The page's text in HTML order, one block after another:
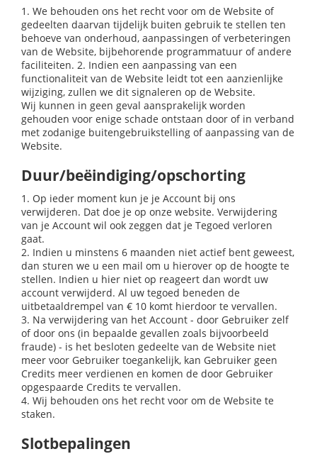
1. We behouden ons het recht voor om de Website of
gedeelten daarvan tijdelijk buiten gebruik te stellen ten
behoeve van onderhoud, aanpassingen of verbeteringen
van de Website, bijbehorende programmatuur of andere
faciliteiten. 2. Indien een aanpassing van een
functionaliteit van de Website leidt tot een aanzienlijke
wijziging, zullen we dit signaleren op de Website.
Wij kunnen in geen geval aansprakelijk worden
gehouden voor enige schade ontstaan door of in verband
met zodanige buitengebruikstelling of aanpassing van de
Website.
Duur/beëindiging/opschorting
1. Op ieder moment kun je je Account bij ons
verwijderen. Dat doe je op onze website. Verwijdering
van je Account wil ook zeggen dat je Tegoed verloren
gaat.
2. Indien u minstens 6 maanden niet actief bent geweest,
dan sturen we u een mail om u hierover op de hoogte te
stellen. Indien u hier niet op reageert dan wordt uw
account verwijderd. Al uw tegoed beneden de
uitbetaaldrempel van € 10 komt hierdoor te vervallen.
3. Na verwijdering van het Account - door Gebruiker zelf
of door ons (in bepaalde gevallen zoals bijvoorbeeld
fraude) - is het besloten gedeelte van de Website niet
meer voor Gebruiker toegankelijk, kan Gebruiker geen
Credits meer verdienen en komen de door Gebruiker
opgespaarde Credits te vervallen.
4. Wij behouden ons het recht voor om de Website te
staken.
Slotbepalingen